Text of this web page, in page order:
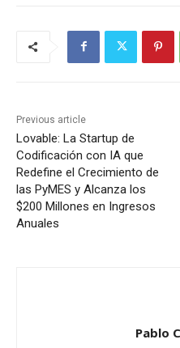
Previous article
Lovable: La Startup de
Codificación con IA que
Redefine el Crecimiento de
las PyMES y Alcanza los
$200 Millones en Ingresos
Anuales
Pablo